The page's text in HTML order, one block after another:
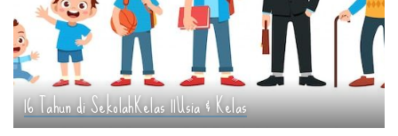
16 Tahun di SekolahKelas 11Usia & Kelas